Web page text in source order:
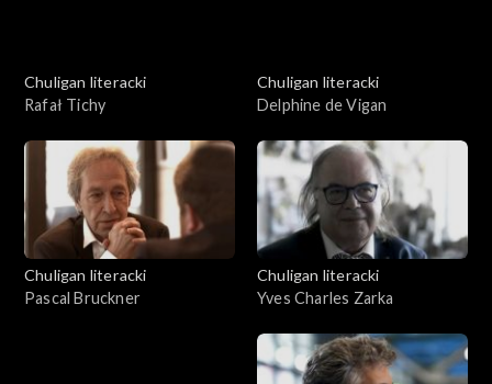
Chuligan literacki
Rafał Tichy
Chuligan literacki
Delphine de Vigan
Chuligan literacki
Pascal Bruckner
Chuligan literacki
Yves Charles Zarka